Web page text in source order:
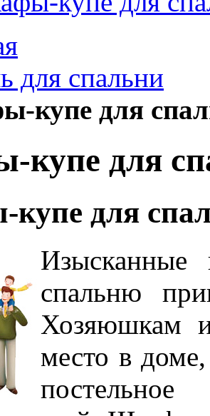
для спальни
купе для
для
для
спальню
Хозяюшкам и
место в